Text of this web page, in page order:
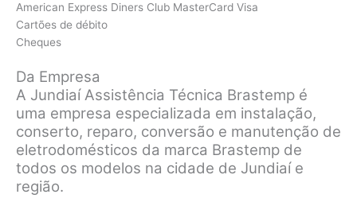
American Express Diners Club MasterCard Visa
Cartões de débito
Cheques
Da Empresa
A Jundiaí Assistência Técnica Brastemp é
uma empresa especializada em instalação,
conserto, reparo, conversão e manutenção de
eletrodomésticos da marca Brastemp de
todos os modelos na cidade de Jundiaí e
região.